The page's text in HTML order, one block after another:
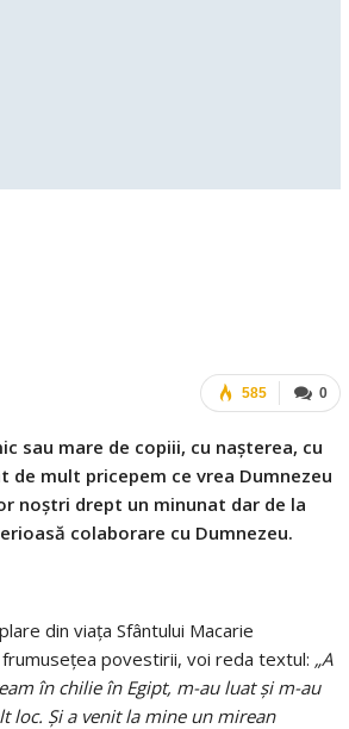
0
585
sau mare de copiii, cu nașterea, cu
mult pricepem ce vrea Dumnezeu
noștri drept un minunat dar de la
colaborare cu Dumnezeu.
din viața Sfântului Macarie
povestirii, voi reda textul: „A
în chilie în Egipt, m-au luat și m-au
loc. Și a venit la mine un mirean